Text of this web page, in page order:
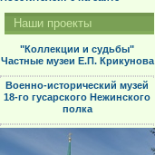
Наши проекты
"Коллекции и судьбы"
Частные музеи Е.П. Крикунова
Военно-исторический музей
18-го гусарского Нежинского
полка